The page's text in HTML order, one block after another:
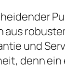
und
denn